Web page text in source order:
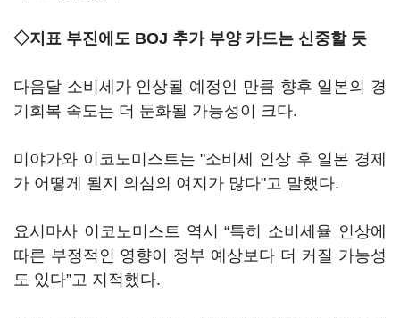
◇지표 부진에도 BOJ 추가 부양 카드는 신중할 듯
다음달 소비세가 인상될 예정인 만큼 향후 일본의 경
기회복 속도는 더 둔화될 가능성이 크다.
미야가와 이코노미스트는 "소비세 인상 후 일본 경제
가 어떻게 될지 의심의 여지가 많다"고 말했다.
요시마사 이코노미스트 역시 “특히 소비세율 인상에
따른 부정적인 영향이 정부 예상보다 더 커질 가능성
도 있다”고 지적했다.